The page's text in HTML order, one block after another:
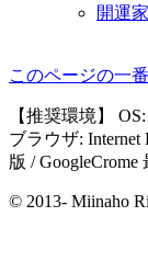
開運
このページの一
【推奨環境】
ブラウザ: Internet
版 / GoogleCrome
© 2013- Miinaho